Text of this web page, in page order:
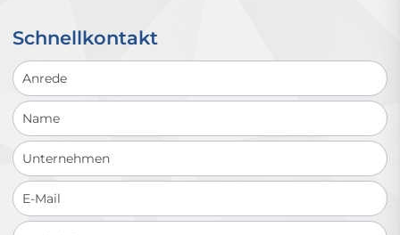
Schnellkontakt
Schnellkontakt